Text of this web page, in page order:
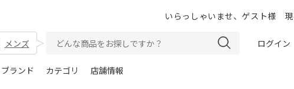
いらっしゃいませ、ゲスト様
メンズ ログイン
ブランド カテゴリ 店舗情報